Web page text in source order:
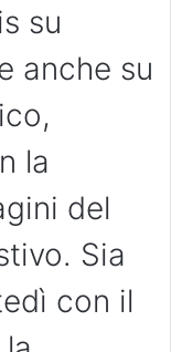
su
anche su
la
del
Sia
con il